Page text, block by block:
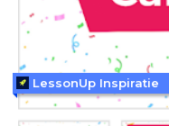
LessonUp Inspiratie